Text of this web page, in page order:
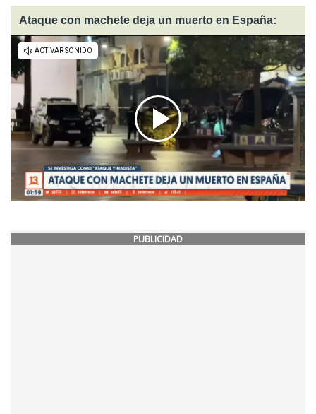
Ataque con machete deja un muerto en España:
PUBLICIDAD